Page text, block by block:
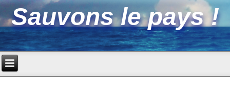
Sauvons le pays !